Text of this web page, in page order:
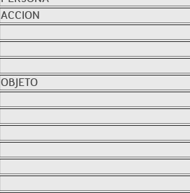
ACCION
OBJETO